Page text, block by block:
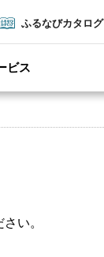
ふるなびカタログ
ビス
い。